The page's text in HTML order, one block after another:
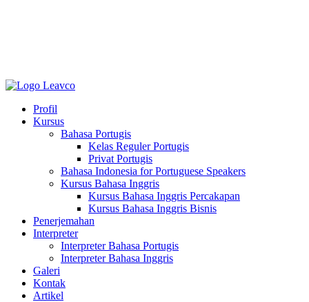
Profil
Kursus
Bahasa Portugis
Kelas Reguler Portugis
Privat Portugis
Bahasa Indonesia for Portuguese Speakers
Kursus Bahasa Inggris
Kursus Bahasa Inggris Percakapan
Kursus Bahasa Inggris Bisnis
Penerjemahan
Interpreter
Interpreter Bahasa Portugis
Interpreter Bahasa Inggris
Galeri
Kontak
Artikel